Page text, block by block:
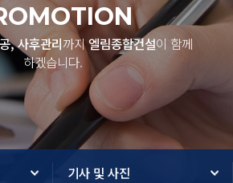
, 사후관리까지엘림종합건설이 함께
하겠습니다.
기사 및 사진